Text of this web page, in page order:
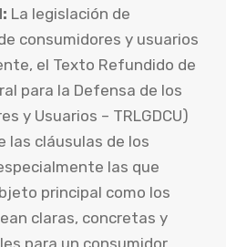
La legislación de
consumidores y usuarios
el Texto Refundido de
para la Defensa de los
y Usuarios – TRLGDCU)
las cláusulas de los
las que
principal como los
claras, concretas y
para un consumidor